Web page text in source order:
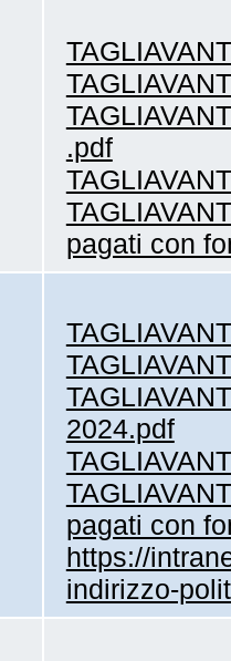
.pdf
pagati con
2024.pdf
pagati con
https://
indirizzo-